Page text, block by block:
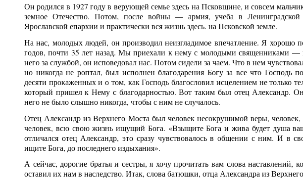
Он родился в 1927 году в верующей семье здесь на Псковщине, и совсем
земное Отечество. Потом, после войны — армия, учеба в
Ярославской епархии и практически вся жизнь здесь. на Псковской земле.
На нас, молодых людей, он производил неизгладимое впечатление. Я хорошо
годов, почти 35 лет назад. Мы приехали к нему с молодыми священниками
него за службой, он исповедовал нас. Потом сидели за чаем. Что в нем
но никогда не роптал, был исполнен благодарения Богу за все что
десяти прокаженных и о том, как Господь благословил исцелением не только
который пришел к Нему с благодарностью. Вот таким был отец Александр.
него не было слышно никогда, чтобы с ним не случалось.
Отец Александр из Верхнего Моста был человек несокрушимой веры,
человек, всю свою жизнь ищущий Бога. «Взыщите Бога и жива будет душа
отличался отец Александр, это сразу чувствовалось в общении с ним. И в
ищите Бога, до последнего издыхания».
А сейчас, дорогие братья и сестры, я хочу прочитать вам слова наставлений,
оставил их нам в наследство. Итак, слова батюшки, отца Александра из